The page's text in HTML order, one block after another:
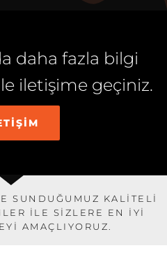
daha fazla bilgi
iletişime geçiniz.
SUNDUĞUMUZ KALITELI
ILE SIZLERE EN IYI
AMAÇLIYORUZ.